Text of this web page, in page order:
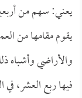
يعني: سهم من
يقوم مقامها من
والأراضي وأشباه
فيها ربع العشر،